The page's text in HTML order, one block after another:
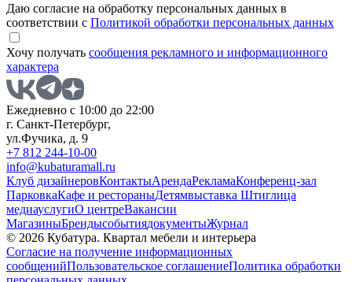
Даю согласие на обработку персональных данных в
соответствии с Политикой обработки персональных данных
Хочу получать сообщения рекламного и информационного
характера
Ежедневно с 10:00 до 22:00
г. Санкт-Петербург,
ул.Фучика, д. 9
+7 812 244-10-00
info@kubaturamall.ru
Клуб дизайнеровКонтактыАрендаРекламаКонференц-зал
ПарковкаКафе и рестораныДетямвыставка Штиглица
медиауслугиО центреВакансии
МагазиныБрендысобытиядокументыЖурнал
© 2026 Кубатура. Квартал мебели и интерьера
Согласие на получение информационных
сообщенийПользовательское соглашениеПолитика обработки